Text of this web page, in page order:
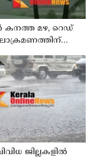
കനത്ത മഴ, റെഡ്
ജില്ലകളിൽ